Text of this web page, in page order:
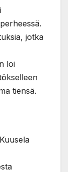
jotka
loi
tiensä.